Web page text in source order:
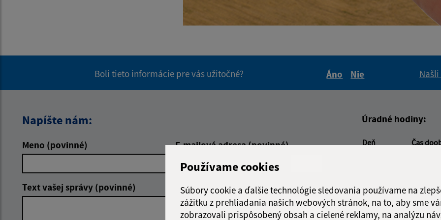
Používame cookies
Súbory cookie a ďalšie technológie sledovania používame na
zážitku z prehliadania našich webových stránok, na to, aby sme
zobrazovali prispôsobený obsah a cielené reklamy, na analýzu
Boli tieto informácie pre vás užitočné?
Áno
Nie
Napíšte nám:
Meno (povinné) E-mailová adresa (povinné)
Text vašej správy (povinné)
Úradné hodiny:
Deň Čas
Štvrtok:
Piatok:
07:30 -